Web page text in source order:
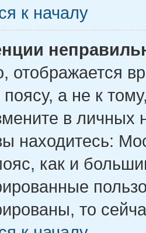
к началу
отображается
а не к
в личных
находитесь:
как и
то